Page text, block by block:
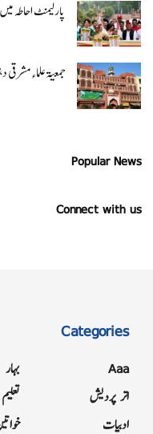
پارلیمنٹ احاطہ
جمعیۃ علماء مشرقی
Popular News
Connect with us
Categories
Aaa
اتر پردیش
ادبیات
بہار